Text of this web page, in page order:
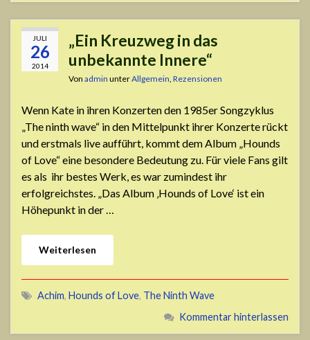
JULI
26
2014
„Ein Kreuzweg in das
unbekannte Innere“
Von admin unterAllgemein, Rezensionen
Wenn Kate in ihren Konzerten den 1985er Songzyklus
„The ninth wave“ in den Mittelpunkt ihrer Konzerte rückt
und erstmals live aufführt, kommt dem Album „Hounds
of Love“ eine besondere Bedeutung zu. Für viele Fans gilt
es als ihr bestes Werk, es war zumindest ihr
erfolgreichstes. „Das Album ‚Hounds of Love‘ ist ein
Höhepunkt in der …
Weiterlesen
Achim, Hounds of Love, The Ninth Wave
Kommentar hinterlassen